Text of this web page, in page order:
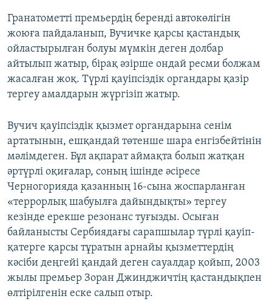
Гранатометті премьердің беренді автокөлігін
жоюға пайдаланып, Вучичке қарсы қастандық
ойластырылған болуы мүмкін деген долбар
айтылып жатыр, бірақ әзірше ондай ресми болжам
жасалған жоқ. Түрлі қауіпсіздік органдары қазір
тергеу амалдарын жүргізіп жатыр.
Вучич қауіпсіздік қызмет органдарына сенім
артатынын, ешқандай төтенше шара енгізбейтінін
мәлімдеген. Бұл ақпарат аймақта болып жатқан
әртүрлі оқиғалар, соның ішінде әсіресе
Черногорияда қазанның 16-сына жоспарланған
«террорлық шабуылға дайындықты» тергеу
кезінде ерекше резонанс туғызды. Осыған
байланысты Сербиядағы сарапшылар түрлі қауіп-
қатерге қарсы тұратын арнайы қызметтердің
кәсіби деңгейі қандай деген сауалдар қойып, 2003
жылы премьер Зоран Джинджичтің қастандықпен
өлтірілгенін еске салып отыр.